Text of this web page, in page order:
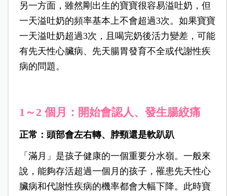
另一方面，雖然剛出生的寶寶很容易溢吐奶，但
一天溢吐奶的頻率基本上不會超過3次。如果寶寶
一天溢吐奶超過3次，且喝完奶後活力變差，可能
有先天性心臟病、先天腸胃發育不全或代謝性疾
病的問題。
1～2 個月：開始會認人、發生腸絞痛
正常：頭部會左右轉、脖頸還是軟趴趴
「滿月」是孩子健康的一個重要分水嶺。一般來
說，能夠存活超過一個月的孩子，罹患先天性心
臟病和代謝性疾病的機率都會大幅下降。此時寶